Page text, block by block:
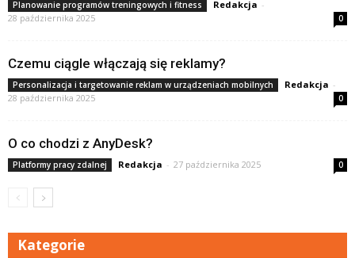
Planowanie programów treningowych i fitness Redakcja -
28 października 2025
0
Czemu ciągle włączają się reklamy?
Personalizacja i targetowanie reklam w urządzeniach mobilnych Redakcja -
28 października 2025
0
O co chodzi z AnyDesk?
Platformy pracy zdalnej Redakcja - 27 października 2025 0
Kategorie